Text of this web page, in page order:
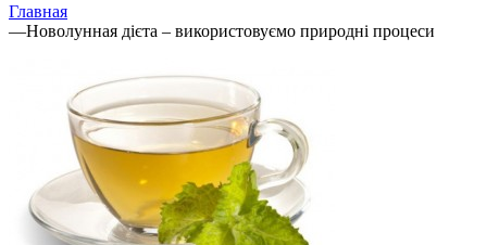
Главная
—Новолунная дієта – використовуємо природні процеси